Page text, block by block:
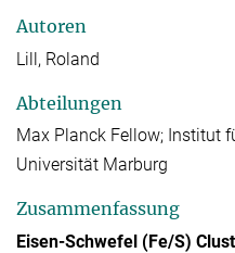
Autoren
Lill, Roland
Abteilungen
Max Planck Fellow; Institut
Universität Marburg
Zusammenfassung
Eisen-Schwefel (Fe/S)